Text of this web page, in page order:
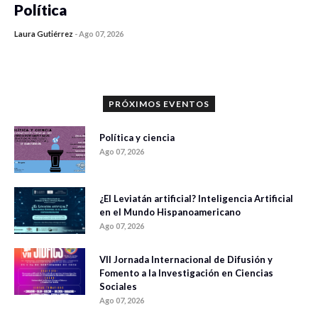
Política
Laura Gutiérrez -Ago 07, 2026
PRÓXIMOS EVENTOS
Política y ciencia
Ago 07, 2026
¿El Leviatán artificial? Inteligencia Artificial
en el Mundo Hispanoamericano
Ago 07, 2026
VII Jornada Internacional de Difusión y
Fomento a la Investigación en Ciencias
Sociales
Ago 07, 2026